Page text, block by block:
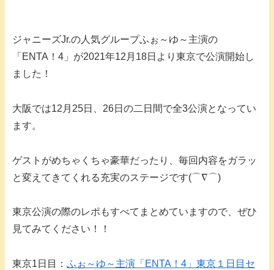
ジャニーズJr.の人気グループふぉ～ゆ～主演の
「ENTA！4」が2021年12月18日より東京で公演開始し
ました！
大阪では12月25日、26日の二日間で全3公演となってい
ます。
ゲストがめちゃくちゃ豪華だったり、毎回内容をガラッ
と変えてきてくれる充実のステージです(⌒∇⌒)
東京公演の際のレポもすべてまとめていますので、ぜひ
見てみてください！！
東京1日目： ふぉ～ゆ～主演「ENTA！4」東京１日目セ